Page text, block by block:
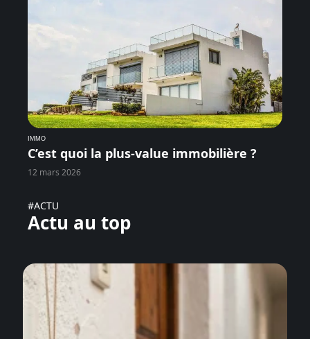
IMMO
C’est quoi la plus-value immobilière ?
12 mars 2026
#ACTU
Actu au top